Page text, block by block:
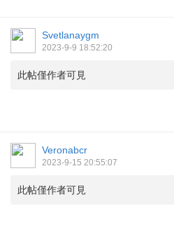
Svetlanaygm
2023-9-9 18:52:20
此帖僅作者可見
Veronabcr
2023-9-15 20:55:07
此帖僅作者可見